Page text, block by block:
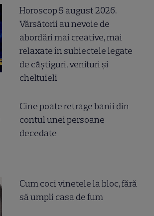
Horoscop 5 august 2026.
Vărsătorii au nevoie de
abordări mai creative, mai
relaxate în subiectele legate
de câștiguri, venituri și
cheltuieli
Cine poate retrage banii din
contul unei persoane
decedate
Cum coci vinetele la bloc, fără
să umpli casa de fum